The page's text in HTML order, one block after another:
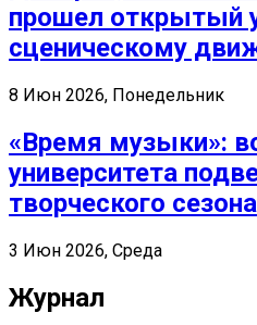
прошел открытый
сценическому
8 Июн 2026, Понедельник
«Время музыки»:
университета
творческого сезона
3 Июн 2026, Среда
Журнал